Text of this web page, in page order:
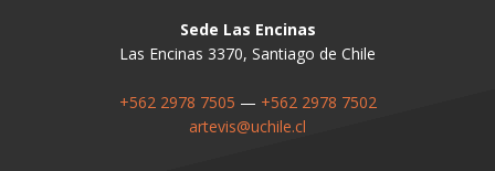
Sede Las Encinas
Las Encinas 3370, Santiago de Chile
+562 2978 7505 — +562 2978 7502
artevis@uchile.cl